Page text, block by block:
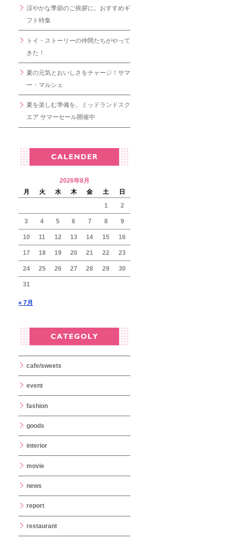
涼やかな季節のご挨拶に。おすすめギ
フト特集
トイ・ストーリーの仲間たちがやって
きた！
夏の元気とおいしさをチャージ！サマ
ー・マルシェ
夏を楽しむ準備を。ミッドランドスク
エア サマーセール開催中
2026年8月
月
火 水 木 金 土
日
1
2
3 4 5 6 7 8 9
10 11 12 13 14 15 16
17 18 19 20 21 22 23
24 25 26 27 28 29 30
31
« 7月
cafe/sweets
event
fashion
goods
interior
movie
news
report
restaurant